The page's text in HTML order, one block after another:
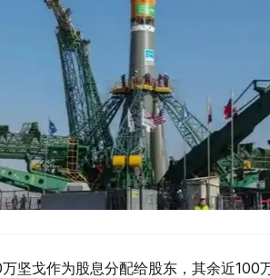
坚戈作为股息分配给股东，其余近100